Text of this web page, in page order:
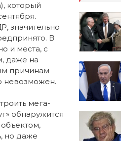
который
значительно
В
и места, с
даже на
причинам
невозможен.
мега-
обнаружится
но даже